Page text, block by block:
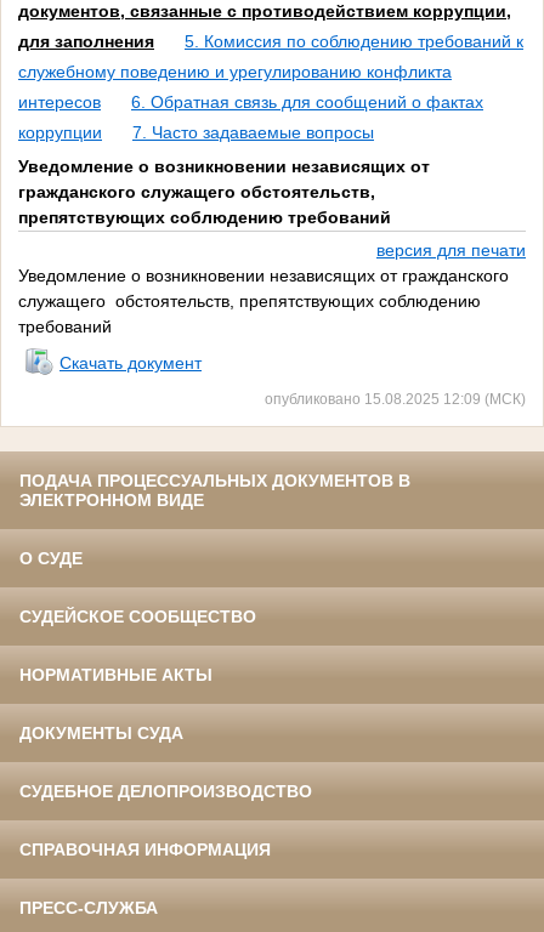
документов, связанные с противодействием коррупции,
для заполнения
5. Комиссия по соблюдению требований к
служебному поведению и урегулированию конфликта
интересов
6. Обратная связь для сообщений о фактах
коррупции
7. Часто задаваемые вопросы
Уведомление о возникновении независящих от
гражданского служащего обстоятельств,
препятствующих соблюдению требований
версия для печати
Уведомление о возникновении независящих от гражданского
служащего обстоятельств, препятствующих соблюдению
требований
Скачать документ
опубликовано 15.08.2025 12:09 (МСК)
ПОДАЧА ПРОЦЕССУАЛЬНЫХ ДОКУМЕНТОВ В
ЭЛЕКТРОННОМ ВИДЕ
О СУДЕ
СУДЕЙСКОЕ СООБЩЕСТВО
НОРМАТИВНЫЕ АКТЫ
ДОКУМЕНТЫ СУДА
СУДЕБНОЕ ДЕЛОПРОИЗВОДСТВО
СПРАВОЧНАЯ ИНФОРМАЦИЯ
ПРЕСС-СЛУЖБА